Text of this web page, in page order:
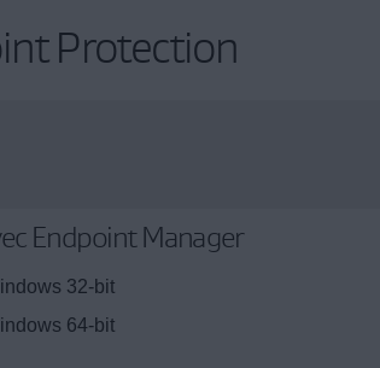
Protection
Endpoint Manager
32-bit
64-bit